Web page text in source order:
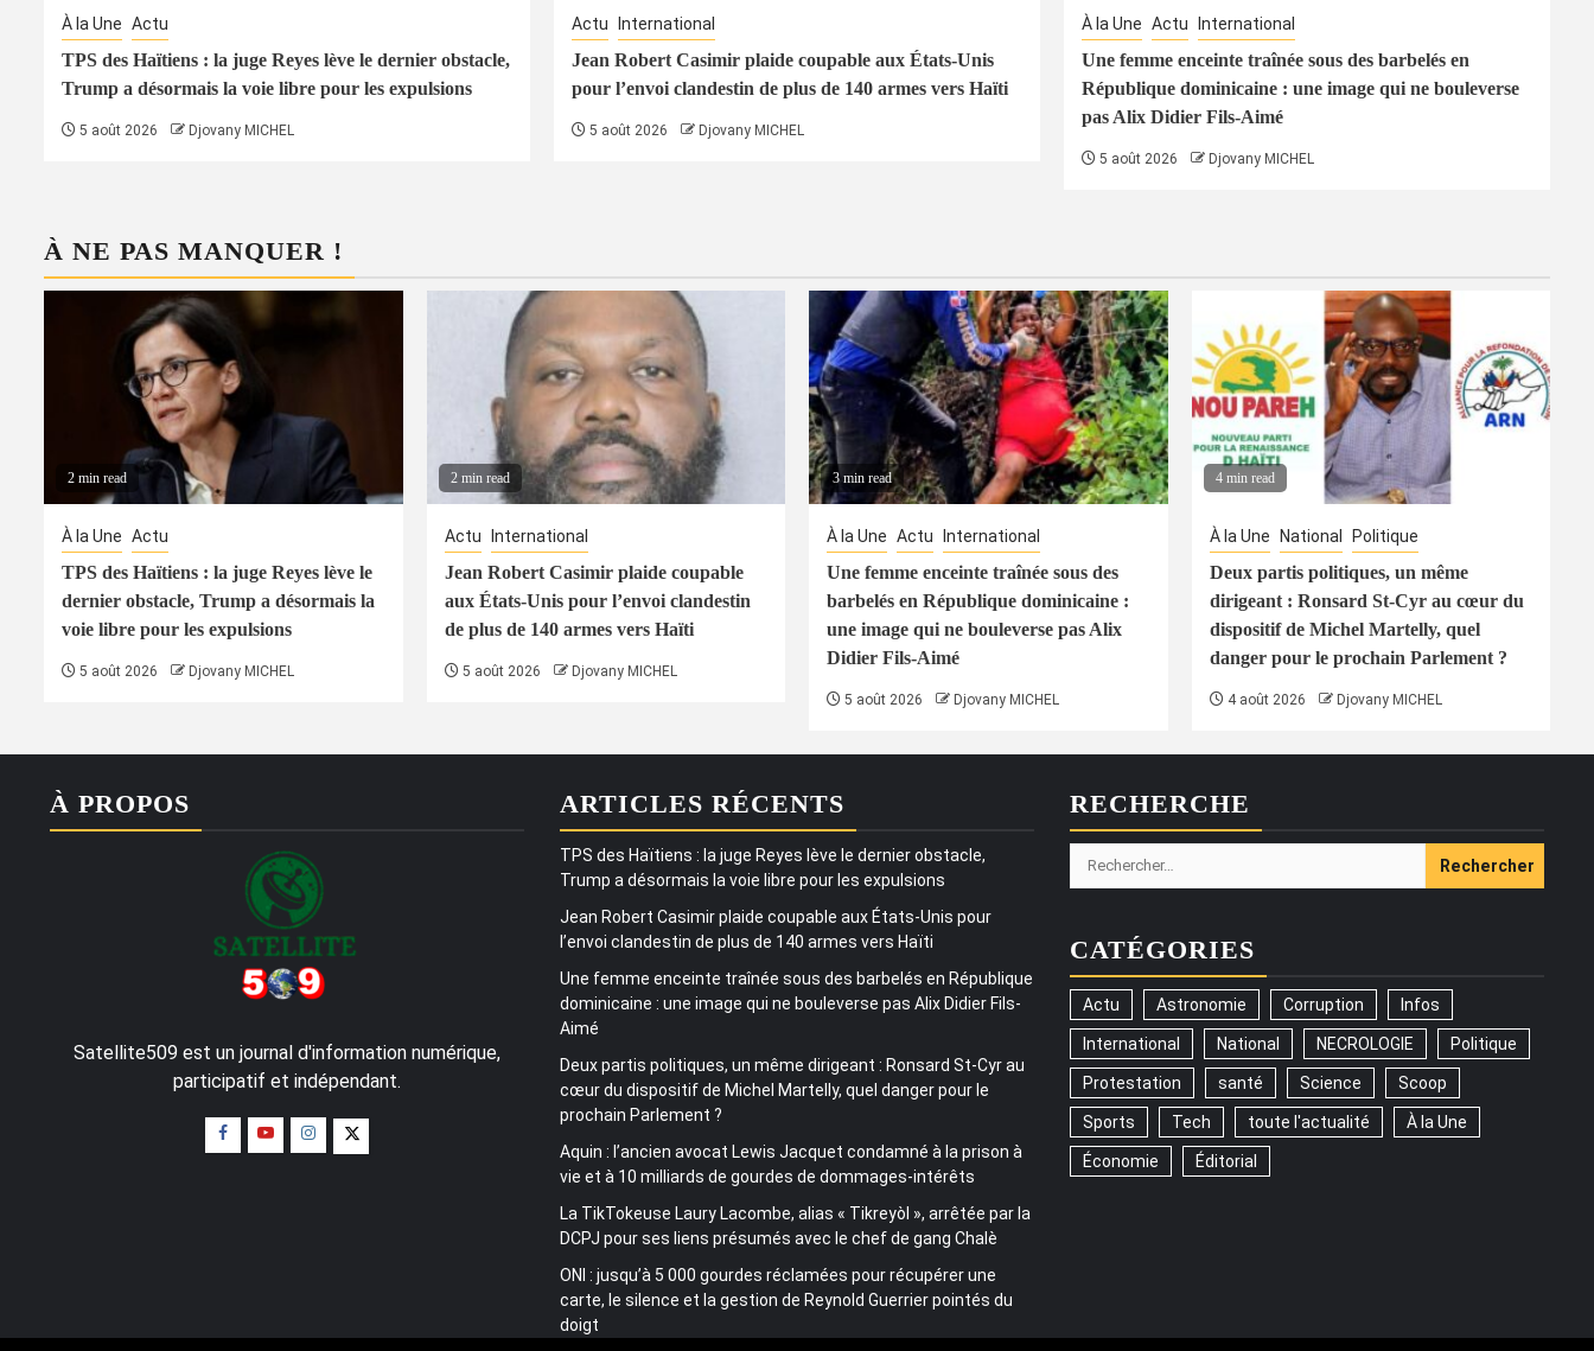
À la Une Actu
TPS des Haïtiens : la juge Reyes lève le dernier obstacle,
Trump a désormais la voie libre pour les expulsions
5 août 2026 Djovany MICHEL
Actu International
Jean Robert Casimir plaide coupable aux États-Unis
pour l’envoi clandestin de plus de 140 armes vers Haïti
5 août 2026 Djovany MICHEL
À la Une Actu International
Une femme enceinte traînée sous des barbelés en
République dominicaine : une image qui ne bouleverse
pas Alix Didier Fils-Aimé
5 août 2026 Djovany MICHEL
À NE PAS MANQUER !
2 min read
À la Une Actu
TPS des Haïtiens : la juge Reyes lève le
dernier obstacle, Trump a désormais la
voie libre pour les expulsions
5 août 2026 Djovany MICHEL
2 min read
Actu International
Jean Robert Casimir plaide coupable
aux États-Unis pour l’envoi clandestin
de plus de 140 armes vers Haïti
5 août 2026 Djovany MICHEL
3 min read
À la Une Actu International
Une femme enceinte traînée sous des
barbelés en République dominicaine :
une image qui ne bouleverse pas Alix
Didier Fils-Aimé
5 août 2026 Djovany MICHEL
4 min read
À la Une National Politique
Deux partis politiques, un même
dirigeant : Ronsard St-Cyr au cœur du
dispositif de Michel Martelly, quel
danger pour le prochain Parlement ?
4 août 2026 Djovany MICHEL
À PROPOS
Satellite509 est un journal d'information numérique,
participatif et indépendant.
ARTICLES RÉCENTS
TPS des Haïtiens : la juge Reyes lève le dernier obstacle,
Trump a désormais la voie libre pour les expulsions
Jean Robert Casimir plaide coupable aux États-Unis pour
l’envoi clandestin de plus de 140 armes vers Haïti
Une femme enceinte traînée sous des barbelés en République
dominicaine : une image qui ne bouleverse pas Alix Didier Fils-
Aimé
Deux partis politiques, un même dirigeant : Ronsard St-Cyr au
cœur du dispositif de Michel Martelly, quel danger pour le
prochain Parlement ?
Aquin : l’ancien avocat Lewis Jacquet condamné à la prison à
vie et à 10 milliards de gourdes de dommages-intérêts
La TikTokeuse Laury Lacombe, alias « Tikreyòl », arrêtée par la
DCPJ pour ses liens présumés avec le chef de gang Chalè
ONI : jusqu’à 5 000 gourdes réclamées pour récupérer une
carte, le silence et la gestion de Reynold Guerrier pointés du
doigt
RECHERCHE
Rechercher :
CATÉGORIES
Actu Astronomie Corruption Infos
International National NECROLOGIE Politique
Protestation santé Science Scoop
Sports Tech toute l'actualité À la Une
Économie Éditorial